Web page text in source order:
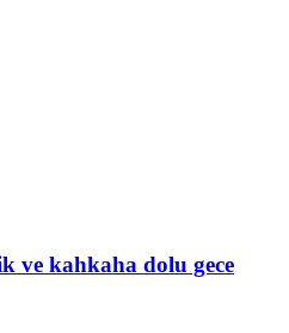
ve kahkaha dolu gece